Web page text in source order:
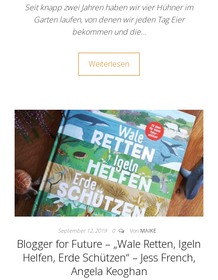
Seit knapp zwei Jahren haben wir vier Hühner im
Garten laufen, von denen wir jeden Tag Eier
bekommen und die…
Weiterlesen
September 12, 2019 0 Von MAIKE
Blogger for Future – „Wale Retten, Igeln
Helfen, Erde Schützen“ – Jess French,
Angela Keoghan